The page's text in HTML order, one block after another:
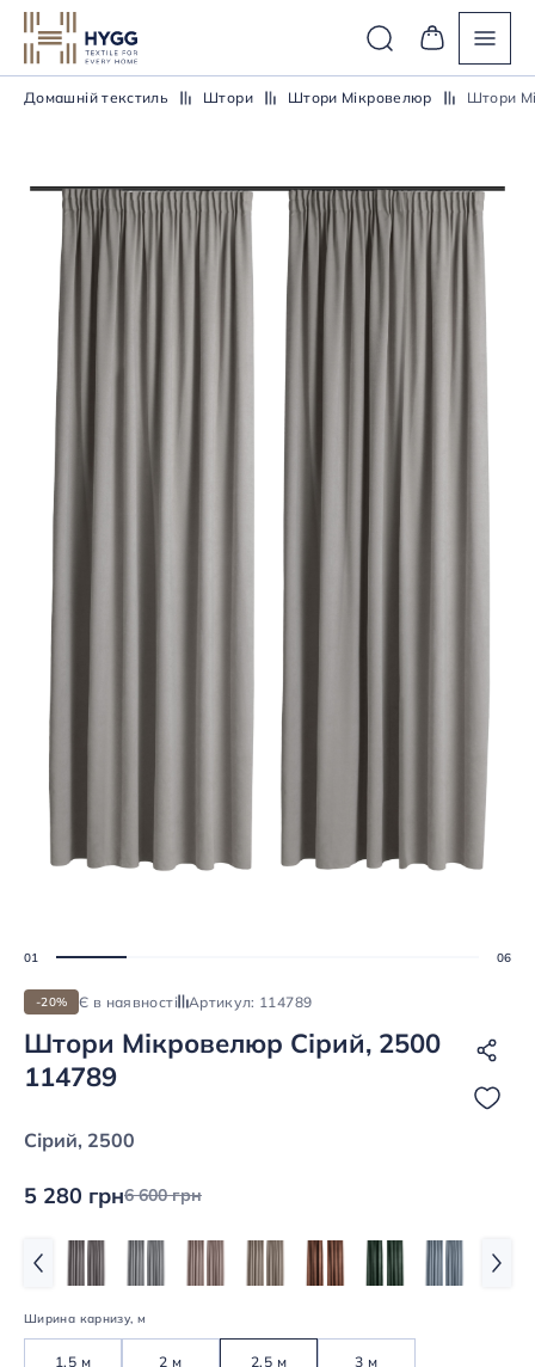
Домашній текстиль Штори Штори Мікровелюр Штори
-20% Є в наявності Артикул: 114789
Штори Мікровелюр Сірий, 2500
114789
Сірий, 2500
5 280 грн6 600 грн
Ширина карнизу, м
1,5 м 2 м 2,5 м 3 м